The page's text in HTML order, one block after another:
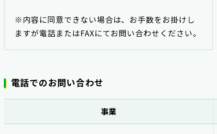
※内容に同意できない場合は、お手数をお掛けし
ますが電話またはFAXにてお問い合わせください。
電話でのお問い合わせ
事業